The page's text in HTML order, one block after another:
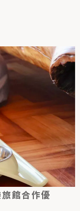
館合作優